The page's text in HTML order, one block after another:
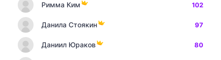
Римма Ким 102
Данила Стоякин 97
Даниил Юраков 80